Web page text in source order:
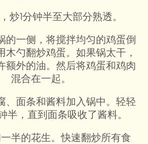
炒1分钟半至大部分熟透。
的一侧，将搅拌均匀的鸡蛋倒
木勺翻炒鸡蛋。如果锅太干，
额外的油。然后将鸡蛋和鸡肉
混合在一起。
、面条和酱料加入锅中。轻轻
半，直到面条吸收了酱料。
半的花生。快速翻炒所有食